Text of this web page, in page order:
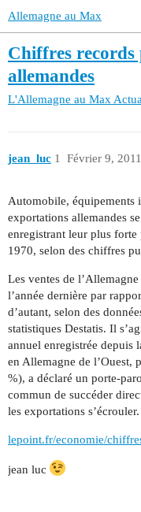
Allemagne au Max
Chiffres records
allemandes
L'Allemagne au Max
jean_luc Février 9,
1
Automobile, équipements
exportations allemandes
enregistrant leur plus forte
1970, selon des chiffres
Les ventes de
l’année dernière par
d’autant, selon des
statistiques Destatis. Il
annuel enregistrée depuis
en Allemagne de l’Ouest,
%), a déclaré un porte-
commun de succéder
les exportations s’écrouler.
lepoint.fr/economie/
jean luc